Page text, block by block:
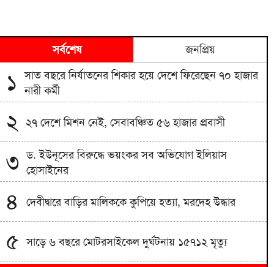
সর্বশেষ জনপ্রিয়
১ সাত বছরে নির্যাতনের শিকার হয়ে দেশে ফিরেছেন ৭০ হাজার
নারী কর্মী
২ ২৭ দেশে মিশন নেই, সেবাবঞ্চিত ৫৬ হাজার প্রবাসী
৩ ড. ইউনূসের বিরুদ্ধে ভয়ংকর সব অভিযোগ ইলিয়াস
হোসাইনের
৪ দেবীদ্বারে বাড়ির মালিককে কুপিয়ে হত্যা, মরদেহ উদ্ধার
৫ সাড়ে ৬ বছরে মোটরসাইকেল দুর্ঘটনায় ১৫৭১২ মৃত্যু